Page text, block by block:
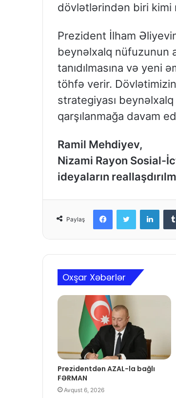
dövlətlərindən biri kimi
Prezident İlham
beynəlxalq nüfuzunun
tanıdılmasına və yeni
töhfə verir.
strategiyası
qarşılanmağa davam
Ramil Mehdiyev,
Nizami Rayon Sosial-
ideyaların
Paylaş
Oxşar Xəbərlər
Prezidentdən AZAL-la bağlı
FƏRMAN
Avqust 6, 2026